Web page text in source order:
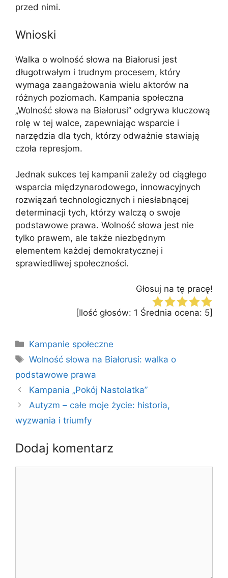
przed nimi.
Wnioski
Walka o wolność słowa na Białorusi jest
długotrwałym i trudnym procesem, który
wymaga zaangażowania wielu aktorów na
różnych poziomach. Kampania społeczna
„Wolność słowa na Białorusi” odgrywa kluczową
rolę w tej walce, zapewniając wsparcie i
narzędzia dla tych, którzy odważnie stawiają
czoła represjom.
Jednak sukces tej kampanii zależy od ciągłego
wsparcia międzynarodowego, innowacyjnych
rozwiązań technologicznych i niesłabnącej
determinacji tych, którzy walczą o swoje
podstawowe prawa. Wolność słowa jest nie
tylko prawem, ale także niezbędnym
elementem każdej demokratycznej i
sprawiedliwej społeczności.
Głosuj na tę pracę!
[Ilość głosów: 1 Średnia ocena: 5]
Kategorie
Kampanie społeczne
Tagi
Wolność słowa na Białorusi: walka o
podstawowe prawa
Kampania „Pokój Nastolatka”
Autyzm – całe moje życie: historia,
wyzwania i triumfy
Dodaj komentarz